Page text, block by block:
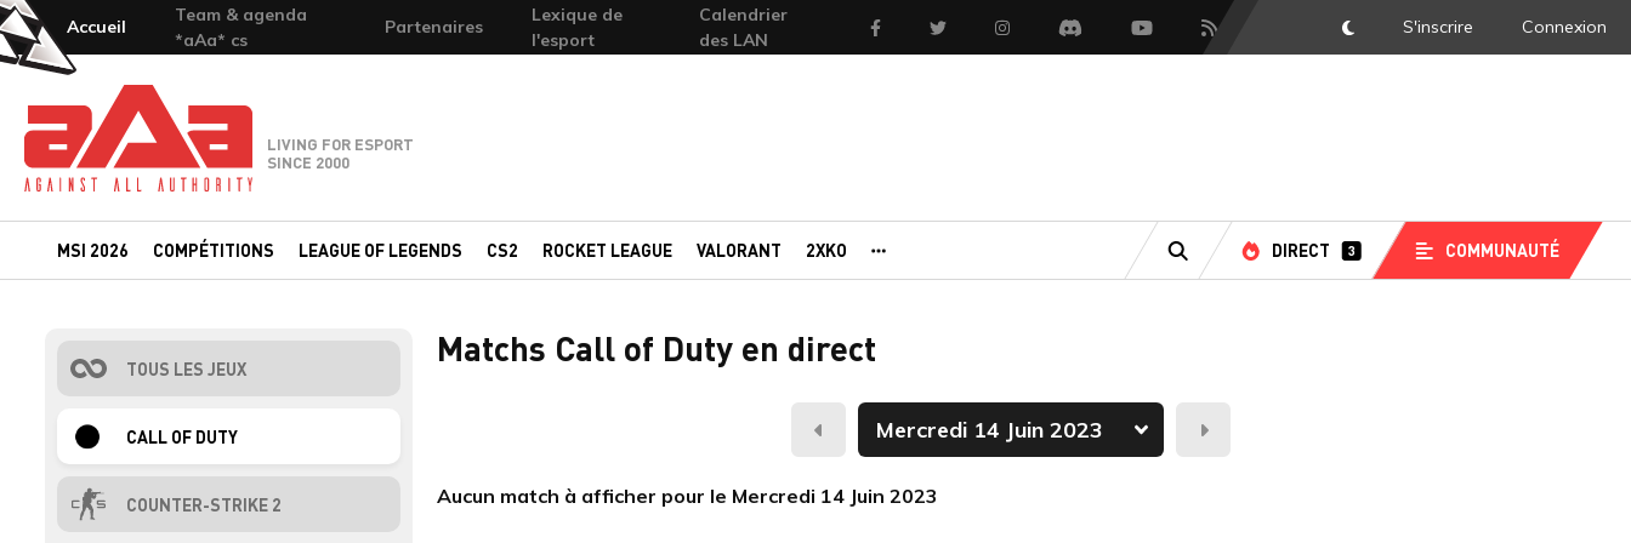
Accueil
Team & agenda
*aAa* cs
Partenaires
Lexique de
l'esport
Calendrier
des LAN
FacebookTwitter InstagramDiscord YoutubeFlux RSS DarkMode
S'inscrire Connexion
Team-aAa - against All authority
LIVING FOR ESPORT
SINCE 2000
MSI 2026 COMPÉTITIONS LEAGUE OF LEGENDS CS2 ROCKET LEAGUE VALORANT 2XKO
RECHERCHE
DIRECT 3 COMMUNAUTÉ
TOUS LES JEUX
CALL OF DUTY
COUNTER-STRIKE 2
Matchs Call of Duty en direct
Hier Demain
Aucun match à afficher pour le Mercredi 14 Juin 2023